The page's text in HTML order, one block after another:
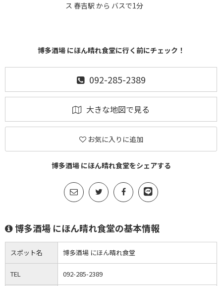
ス 春吉駅 から バスで1分
博多酒場 にほん晴れ食堂に行く前にチェック！
092-285-2389
大きな地図で見る
お気に入りに追加
博多酒場 にほん晴れ食堂をシェアする
博多酒場 にほん晴れ食堂の基本情報
スポット名 博多酒場 にほん晴れ食堂
TEL 092-285-2389